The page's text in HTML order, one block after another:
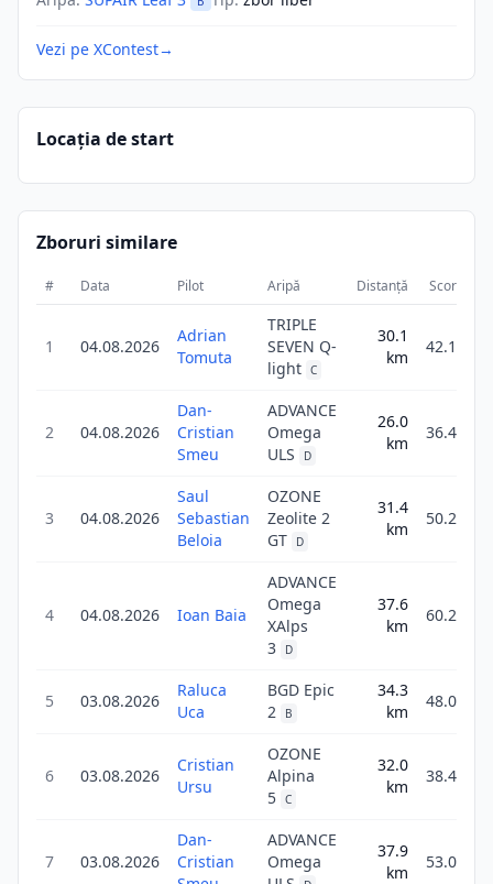
Vezi pe XContest→
Locația de start
Zboruri similare
# Data Pilot Aripă Distanță Scor
1 04.08.2026
Adrian
Tomuta
TRIPLE
SEVEN Q-
light C
30.1
km
42.1
2 04.08.2026
Dan-
Cristian
Smeu
ADVANCE
Omega
ULS
D
26.0
km
36.4
3 04.08.2026
Saul
Sebastian
Beloia
OZONE
Zeolite 2
GT
D
31.4
km
50.2
4 04.08.2026 Ioan Baia
ADVANCE
Omega
XAlps
3
D
37.6
km
60.2
5 03.08.2026
Raluca
Uca
BGD Epic
2
B
34.3
km
48.0
6 03.08.2026
Cristian
Ursu
OZONE
Alpina
5 C
32.0
km
38.4
7 03.08.2026
Dan-
Cristian
ADVANCE
Omega
37.9
km
53.0